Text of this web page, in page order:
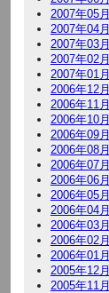
2007年05月
2007年04月
2007年03月
2007年02月
2007年01月
2006年12月
2006年11月
2006年10月
2006年09月
2006年08月
2006年07月
2006年06月
2006年05月
2006年04月
2006年03月
2006年02月
2006年01月
2005年12月
2005年11月